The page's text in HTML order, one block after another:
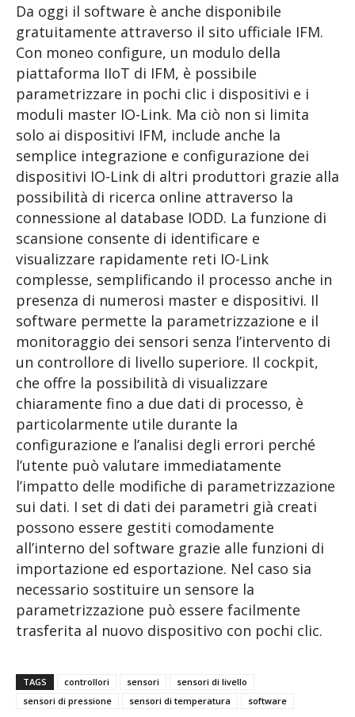
Da oggi il software è anche disponibile
gratuitamente attraverso il sito ufficiale IFM.
Con moneo configure, un modulo della
piattaforma IIoT di IFM, è possibile
parametrizzare in pochi clic i dispositivi e i
moduli master IO-Link. Ma ciò non si limita
solo ai dispositivi IFM, include anche la
semplice integrazione e configurazione dei
dispositivi IO-Link di altri produttori grazie alla
possibilità di ricerca online attraverso la
connessione al database IODD. La funzione di
scansione consente di identificare e
visualizzare rapidamente reti IO-Link
complesse, semplificando il processo anche in
presenza di numerosi master e dispositivi. Il
software permette la parametrizzazione e il
monitoraggio dei sensori senza l’intervento di
un controllore di livello superiore. Il cockpit,
che offre la possibilità di visualizzare
chiaramente fino a due dati di processo, è
particolarmente utile durante la
configurazione e l’analisi degli errori perché
l’utente può valutare immediatamente
l’impatto delle modifiche di parametrizzazione
sui dati. I set di dati dei parametri già creati
possono essere gestiti comodamente
all’interno del software grazie alle funzioni di
importazione ed esportazione. Nel caso sia
necessario sostituire un sensore la
parametrizzazione può essere facilmente
trasferita al nuovo dispositivo con pochi clic.
TAGS controllori sensori
sensori di livello
sensori di pressione
sensori di temperatura software